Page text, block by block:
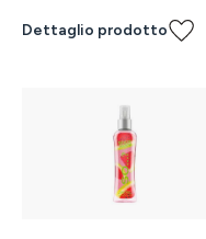
Dettaglio prodotto